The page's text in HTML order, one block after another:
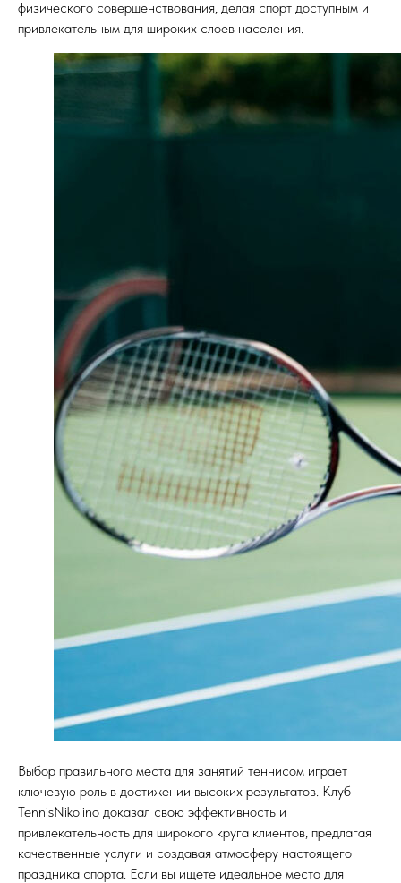
физического совершенствования, делая спорт доступным и
привлекательным для широких слоев населения.
Выбор правильного места для занятий теннисом играет
ключевую роль в достижении высоких результатов. Клуб
TennisNikolino доказал свою эффективность и
привлекательность для широкого круга клиентов, предлагая
качественные услуги и создавая атмосферу настоящего
праздника спорта. Если вы ищете идеальное место для